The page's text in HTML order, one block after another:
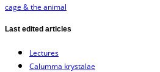
cage & the animal
Last edited articles
Lectures
Calumma krystalae